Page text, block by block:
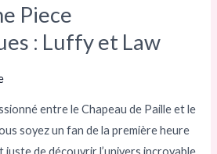
Piece
: Luffy et Law
entre le Chapeau de Paille et le
soyez un fan de la première heure
juste de découvrir l’univers incroyable